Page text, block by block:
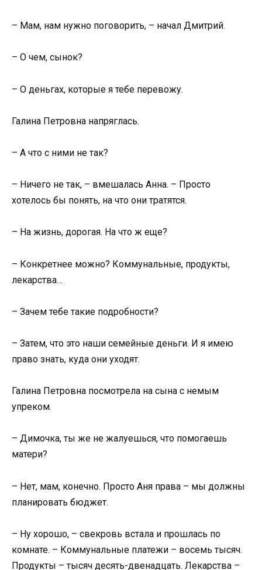
– Мам, нам нужно поговорить, – начал Дмитрий.
– О чем, сынок?
– О деньгах, которые я тебе перевожу.
Галина Петровна напряглась.
– А что с ними не так?
– Ничего не так, – вмешалась Анна. – Просто
хотелось бы понять, на что они тратятся.
– На жизнь, дорогая. На что ж еще?
– Конкретнее можно? Коммунальные, продукты,
лекарства…
– Зачем тебе такие подробности?
– Затем, что это наши семейные деньги. И я имею
право знать, куда они уходят.
Галина Петровна посмотрела на сына с немым
упреком.
– Димочка, ты же не жалуешься, что помогаешь
матери?
– Нет, мам, конечно. Просто Аня права – мы должны
планировать бюджет.
– Ну хорошо, – свекровь встала и прошлась по
комнате. – Коммунальные платежи – восемь тысяч.
Продукты – тысяч десять-двенадцать. Лекарства –